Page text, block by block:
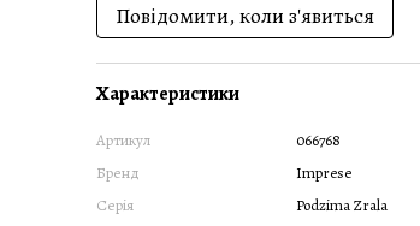
Повідомити, коли з'явиться
Характеристики
Артикул
066768
Бренд
Imprese
Серія
Podzima Zrala